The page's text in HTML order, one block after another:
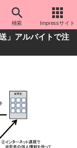
検索 Impressサイト
」アルバイトで注